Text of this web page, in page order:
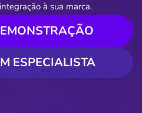
à sua marca.
ESPECIALISTA